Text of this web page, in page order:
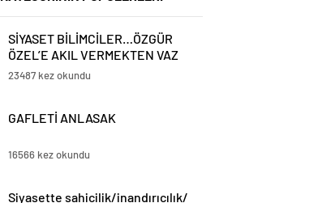
SİYASET BİLİMCİLER…ÖZGÜR
ÖZEL’E AKIL VERMEKTEN VAZ
GEÇİN..
23487 kez okundu
GAFLETİ ANLASAK
16566 kez okundu
Siyasette sahicilik/inandırıcılık/